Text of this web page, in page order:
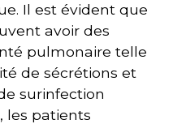
Il est évident que
avoir des
pulmonaire telle
de sécrétions et
surinfection
les patients